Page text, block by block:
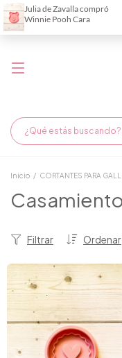
Demora de
Inicio / CORTANTES PARA
Ordenar
Filtrar